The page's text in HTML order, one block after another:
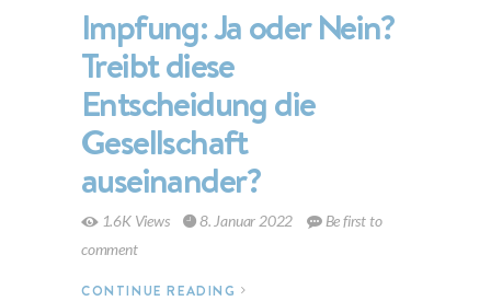
Impfung: Ja oder Nein?
Treibt diese
Entscheidung die
Gesellschaft
auseinander?
1.6K Views 8. Januar 2022
Be first to
comment
CONTINUE READING